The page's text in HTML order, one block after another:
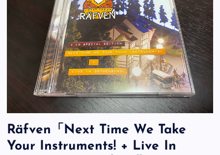
Räfven「Next Time We Take
Your Instruments! + Live In